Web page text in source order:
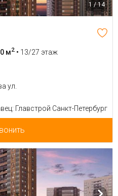
1 / 14
м2 • 13/27 этаж
ул.
Главстрой Санкт-Петербург